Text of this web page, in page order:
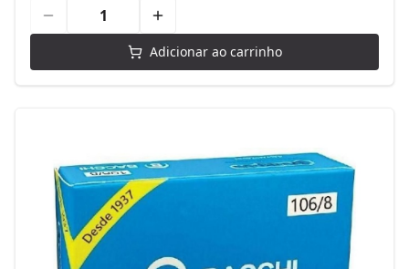
Adicionar ao carrinho